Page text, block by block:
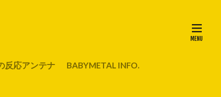
反応アンテナ BABYMETAL INFO.